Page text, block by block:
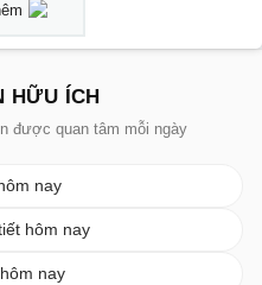
HỮU ÍCH
được quan tâm mỗi ngày
nay
hôm nay
nay